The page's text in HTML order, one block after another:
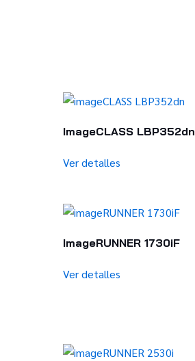
ImageCLASS LBP352dn
Ver detalles
ImageRUNNER 1730iF
Ver detalles